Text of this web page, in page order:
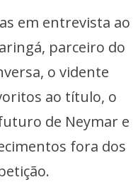
em entrevista ao
parceiro do
o vidente
ao título, o
de Neymar e
fora dos